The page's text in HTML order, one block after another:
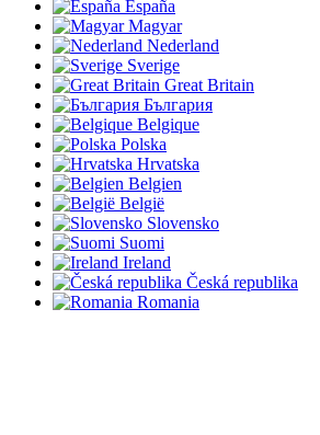
España
Magyar
Nederland
Sverige
Great Britain
България
Belgique
Polska
Hrvatska
Belgien
België
Slovensko
Suomi
Ireland
Česká republika
Romania